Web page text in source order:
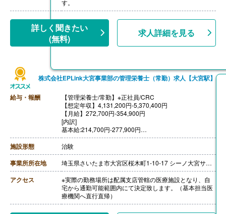
す。
詳しく聞きたい
(無料)
求人詳細を見る
株式会社EPLink大宮事業部の管理栄養士（常勤）求人【大宮駅】
給与・報酬
【管理栄養士/常勤】※正社員/CRC
【想定年収】4,131,200円-5,370,400円
【月給】272,700円-354,900円
[内訳]
基本給:214,700円-277,900円
CRC手当:58,000円-77,000円
【賞与】年2回（計4.00ヶ月分）※前年度実績
【通勤手当】有り
【寮・託児所】無し
施設形態 治験
事業所所在地 埼玉県さいたま市大宮区桜木町1-10-17 シーノ大宮サウスウィング14階
アクセス
※実際の勤務場所は配属支店管轄の医療施設となり、自
宅から通勤可能範囲内にて決定致します。（基本担当医
療機関へ直行直帰）